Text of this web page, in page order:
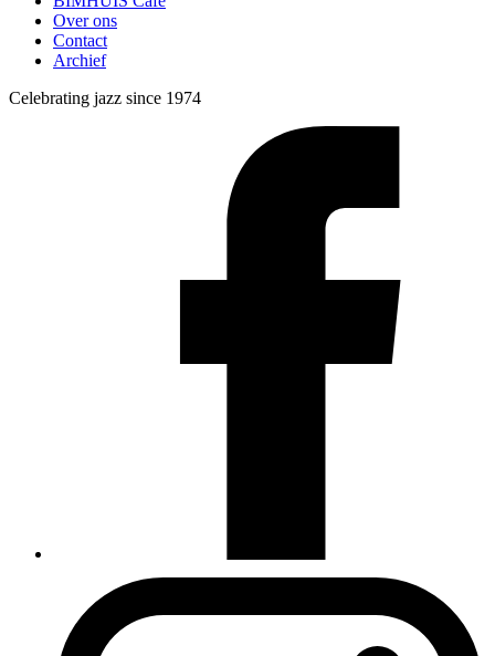
Over ons
Contact
Archief
Celebrating jazz since 1974